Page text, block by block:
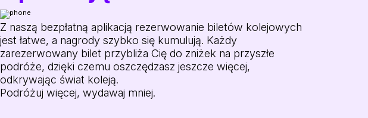
Z naszą bezpłatną aplikacją rezerwowanie biletów kolejowych
jest łatwe, a nagrody szybko się kumulują. Każdy
zarezerwowany bilet przybliża Cię do zniżek na przyszłe
podróże, dzięki czemu oszczędzasz jeszcze więcej,
odkrywając świat koleją.
Podróżuj więcej, wydawaj mniej.